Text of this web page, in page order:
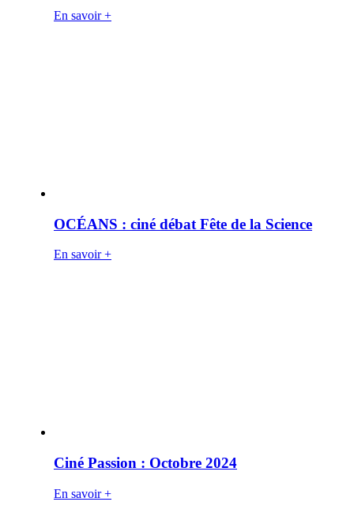
En savoir +
OCÉANS : ciné débat Fête de la Science
En savoir +
Ciné Passion : Octobre 2024
En savoir +